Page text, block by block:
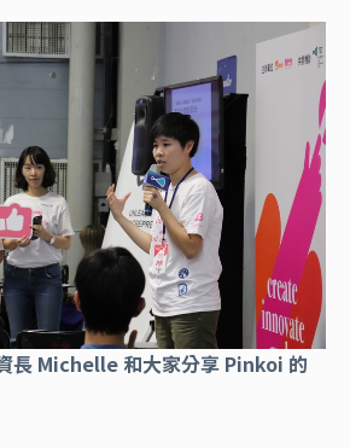
長 Michelle 和大家分享 Pinkoi 的